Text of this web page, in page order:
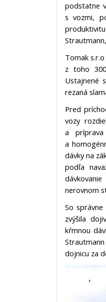
podstatne
s vozmi,
Tomak
z toho
Ustajnené
rezaná
Pred
vozy
a príprava
a
dávky na
podľa
nerovnom
So
zvýšila
kŕmnou
dojnicu za